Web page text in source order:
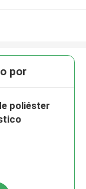
por
poliéster